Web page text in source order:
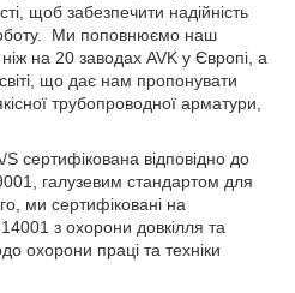
щоб забезпечити надійність
Ми поповнюємо наш
на 20 заводах AVK у Європі, а
що дає нам пропонувати
трубопроводної арматури,
сертифікована відповідно до
галузевим стандартом для
ми сертифіковані на
14001 з охорони довкілля та
охорони праці та техніки